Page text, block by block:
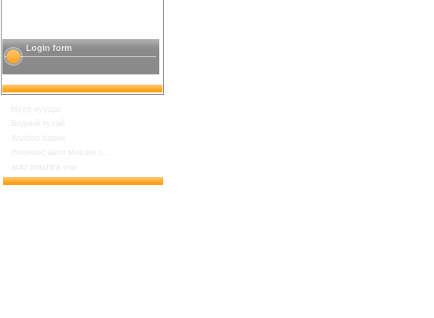
Login form
Нүүр хуудас
Бидний тухай
Холбоо барих
Японоос авто машин з...
auto mashinii vne